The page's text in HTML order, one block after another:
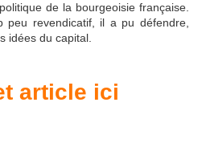
de la bourgeoisie française.
revendicatif, il a pu défendre,
idées du capital.
article ici